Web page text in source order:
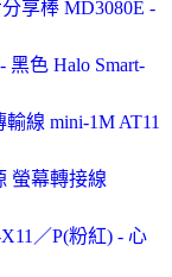
享棒 MD3080E -
黑色 Halo Smart-
線 mini-1M AT11
螢幕轉接線
／P(粉紅) - 心